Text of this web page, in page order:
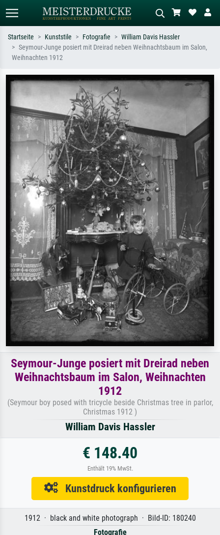
Standardsuche
oder Stilen – z.B. Monet,
Sternennacht, Impressionismus, Welle
Hokusai, Akt.
Wiese, Abstrakt mit viel Rot, Dunkles
Ölgemälde, Stehender Akt neben einem
Startseite Kunststile Fotografie
William Davis Hassler
Seymour-Junge posiert mit Dreirad neben Weihnachtsbaum im Salon,
Weihnachten 1912
Seymour-Junge posiert mit Dreirad neben
Weihnachtsbaum im Salon, Weihnachten
1912
(Seymour boy posed with tricycle beside Christmas tree in parlor,
Christmas 1912 )
William Davis Hassler
€ 148.40
Enthält 19% MwSt.
Kunstdruck konfigurieren
1912 · black and white photograph · Bild-ID: 180240
Fotografie